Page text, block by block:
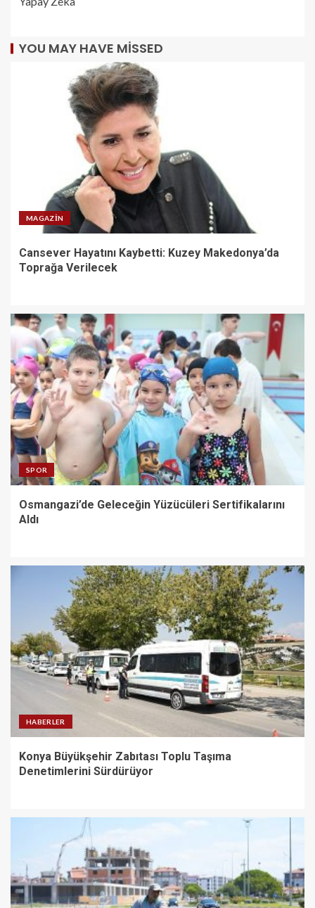
YOU MAY HAVE MISSED
MAGAZIN
Cansever Hayatını Kaybetti: Kuzey Makedonya’da
Toprağa Verilecek
SPOR
Osmangazi’de Geleceğin Yüzücüleri Sertifikalarını
Aldı
HABERLER
Konya Büyükşehir Zabıtası Toplu Taşıma
Denetimlerini Sürdürüyor